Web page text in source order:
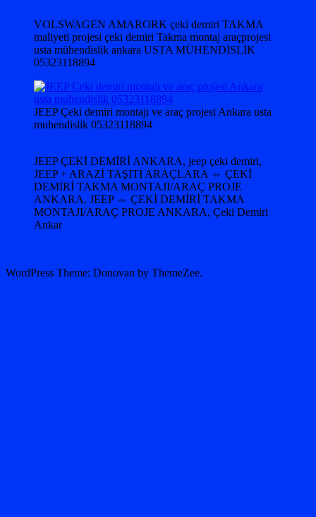
VOLSWAGEN AMARORK çeki demiri TAKMA
maliyeti projesi çeki demiri Takma montaj araçprojesi
usta mühendislik ankara USTA MÜHENDİSLİK
05323118894
JEEP Çeki demiri montajı ve araç projesi Ankara usta
muhendislik 05323118894
JEEP ÇEKİ DEMİRİ ANKARA, jeep çeki demiri,
JEEP + ARAZİ TAŞITI ARAÇLARA ⇔ ÇEKİ
DEMİRİ TAKMA MONTAJI/ARAÇ PROJE
ANKARA, JEEP ⇔ ÇEKİ DEMİRİ TAKMA
MONTAJI/ARAÇ PROJE ANKARA, Çeki Demiri
Ankar
WordPress Theme: Donovan by ThemeZee.